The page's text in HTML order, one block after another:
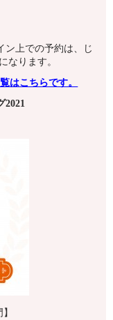
ン上での予約は、じ
なります。
はこちらです。